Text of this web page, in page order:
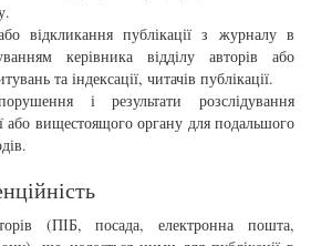
відкликання публікації з журналу в
керівника відділу авторів або
та індексації, читачів публікації.
і результати розслідування
або вищестоящого органу для подальшого
(ПІБ, посада, електронна пошта,